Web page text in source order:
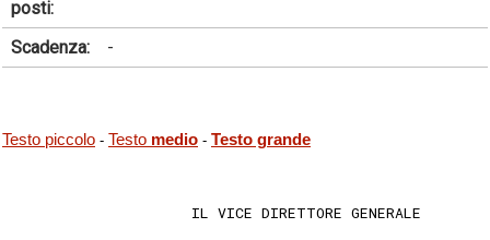
posti:
Scadenza: -
Testo piccolo - Testo medio - Testo grande
                     IL VICE DIRETTORE GENERALE